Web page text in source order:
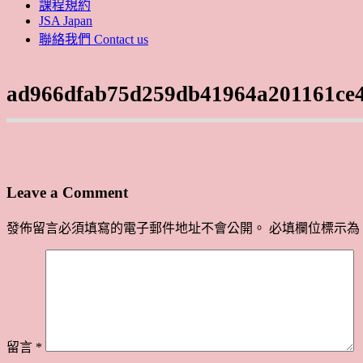
課程規約
JSA Japan
聯絡我們 Contact us
Leave a Comment
發佈留言必須填寫的電子郵件地址不會公開。 必填欄位標示為
留言 *